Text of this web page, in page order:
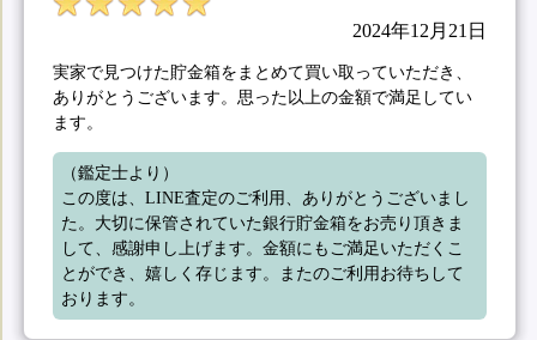
2024年12月21日
実家で見つけた貯金箱をまとめて買い取っていただき、
ありがとうございます。思った以上の金額で満足してい
ます。
（鑑定士より）
この度は、LINE査定のご利用、ありがとうございまし
た。大切に保管されていた銀行貯金箱をお売り頂きま
して、感謝申し上げます。金額にもご満足いただくこ
とができ、嬉しく存じます。またのご利用お待ちして
おります。